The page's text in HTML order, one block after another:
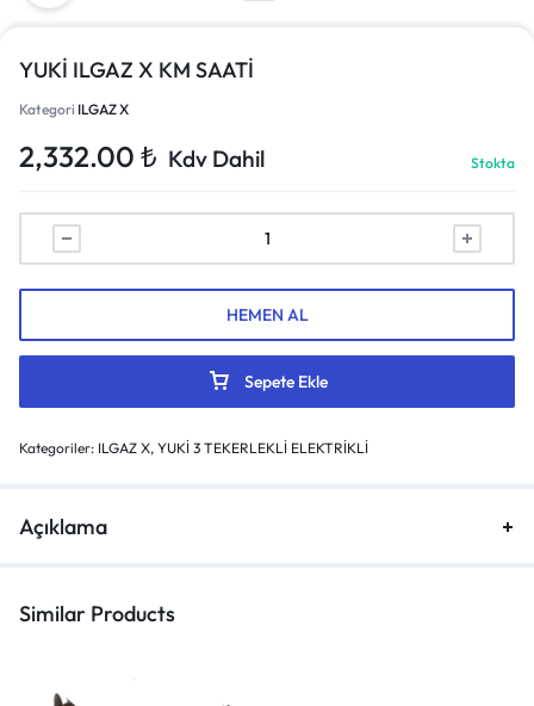
YUKİ ILGAZ X KM SAATİ
Kategori ILGAZ X
2,332.00 ₺ Kdv Dahil Stokta
Sepete Ekle
HEMEN AL
Kategoriler: ILGAZ X, YUKİ 3 TEKERLEKLİ ELEKTRİKLİ
Açıklama
Similar Products